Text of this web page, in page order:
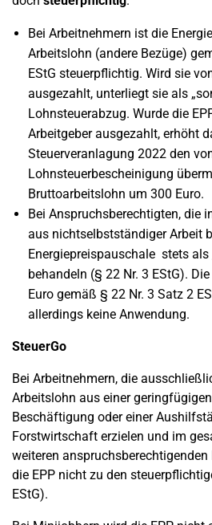
Bei Arbeitnehmern ist die
Arbeitslohn (andere Bezüge)
EStG steuerpflichtig. Wird sie
ausgezahlt, unterliegt sie als
Lohnsteuerabzug. Wurde die
Arbeitgeber ausgezahlt, erhöht
Steuerveranlagung 2022 den
Lohnsteuerbescheinigung
Bruttoarbeitslohn um 300 Euro.
Bei Anspruchsberechtigten, die
aus nichtselbstständiger Arbeit
Energiepreispauschale stets als
behandeln (§ 22 Nr. 3 EStG).
Euro gemäß § 22 Nr. 3 Satz 2
allerdings keine Anwendung.
SteuerGo
Bei Arbeitnehmern, die
Arbeitslohn aus einer
Beschäftigung oder einer
Forstwirtschaft erzielen und im
weiteren
die EPP nicht zu den
EStG).